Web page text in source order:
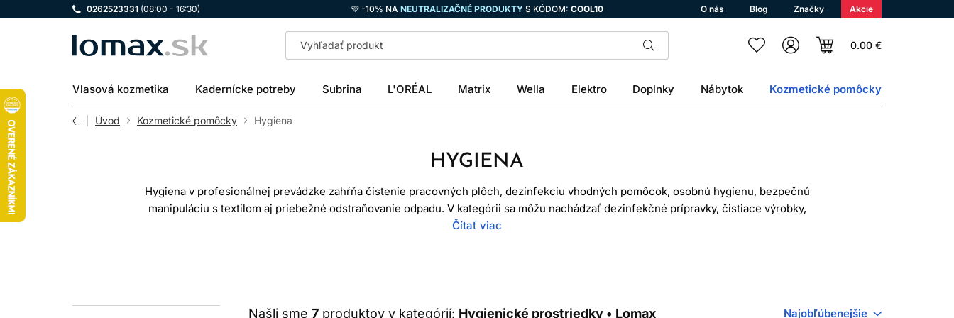
0262523331 (08:00 - 16:30) 💜 -10% NA NEUTRALIZAČNÉ PRODUKTY S KÓDOM: COOL10 O nás Blog Značky Akcie
LOMAX 0.00 €
Vlasová kozmetika Kadernícke potreby Subrina L'ORÉAL Matrix Wella Elektro Doplnky Nábytok Kozmetické pomôcky
Úvod Kozmetické pomôcky Hygiena
HYGIENA
Hygiena v profesionálnej prevádzke zahŕňa čistenie pracovných plôch, dezinfekciu vhodných pomôcok, osobnú hygienu, bezpečnú
manipuláciu s textilom aj priebežné odstraňovanie odpadu. V kategórii sa môžu nachádzať dezinfekčné prípravky, čistiace výrobky,
osviežovač vzduchu a ďalšie doplnky s rozdielnym účelom. Jeden produkt nenahrádza celý hygienický režim.
ČISTENIE A DEZINFEKCIA NIE SÚ TO ISTÉ
Čítať viac
Našli sme 7 produktov v kategórií: Hygienické prostriedky • Lomax Najobľúbenejšie